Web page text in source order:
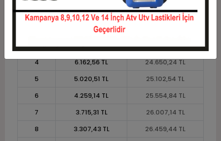
1
22.614,90 TL
22.614,90 TL
11.307,45 TL
3
8.065,98 TL
24.197,95 TL
4
6.162,56 TL
24.650,24 TL
5
5.020,51 TL
25.102,54 TL
6
4.259,14 TL
25.554,84 TL
7
3.715,31 TL
26.007,14 TL
8
3.307,43 TL
26.459,44 TL